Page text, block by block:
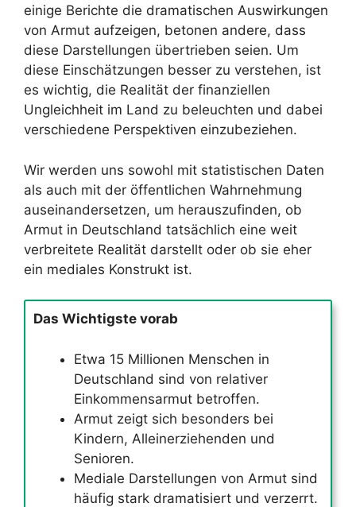
einige Berichte die dramatischen Auswirkungen
von Armut aufzeigen, betonen andere, dass
diese Darstellungen übertrieben seien. Um
diese Einschätzungen besser zu verstehen, ist
es wichtig, die Realität der finanziellen
Ungleichheit im Land zu beleuchten und dabei
verschiedene Perspektiven einzubeziehen.
Wir werden uns sowohl mit statistischen Daten
als auch mit der öffentlichen Wahrnehmung
auseinandersetzen, um herauszufinden, ob
Armut in Deutschland tatsächlich eine weit
verbreitete Realität darstellt oder ob sie eher
ein mediales Konstrukt ist.
Das Wichtigste vorab
Etwa 15 Millionen Menschen in
Deutschland sind von relativer
Einkommensarmut betroffen.
Armut zeigt sich besonders bei
Kindern, Alleinerziehenden und
Senioren.
Mediale Darstellungen von Armut sind
häufig stark dramatisiert und verzerrt.